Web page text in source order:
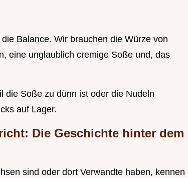
Balance. Wir brauchen die Würze von
eine unglaublich cremige Soße und, das
die Soße zu dünn ist oder die Nudeln
auf Lager.
Die Geschichte hinter dem
sind oder dort Verwandte haben, kennen